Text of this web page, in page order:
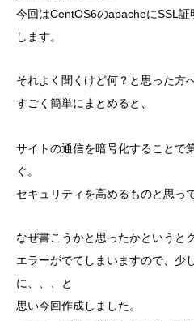
今回はCentOS6のapacheにSSL
します。
それよく聞くけど何？と思った方
すごく簡単にまとめると、
サイトの通信を暗号化することで
ぐ。
セキュリティを高めるものと思っ
なぜ書こうかと思ったかというと
エラーがでてしまいますので、少
に、、、と
思い今回作成しました。